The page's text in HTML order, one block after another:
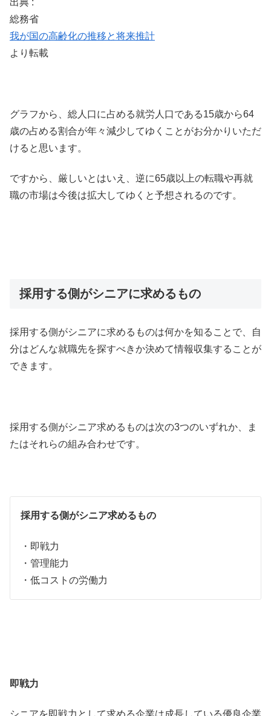
出典 :
総務省
我が国の高齢化の推移と将来推計
より転載
グラフから、総人口に占める就労人口である15歳から64
歳の占める割合が年々減少してゆくことがお分かりいただ
けると思います。
ですから、厳しいとはいえ、逆に65歳以上の転職や再就
職の市場は今後は拡大してゆくと予想されるのです。
採用する側がシニアに求めるもの
採用する側がシニアに求めるものは何かを知ることで、自
分はどんな就職先を探すべきか決めて情報収集することが
できます。
採用する側がシニア求めるものは次の3つのいずれか、ま
たはそれらの組み合わせです。
採用する側がシニア求めるもの
・即戦力
・管理能力
・低コストの労働力
即戦力
シニアを即戦力として求める企業は成長している優良企業